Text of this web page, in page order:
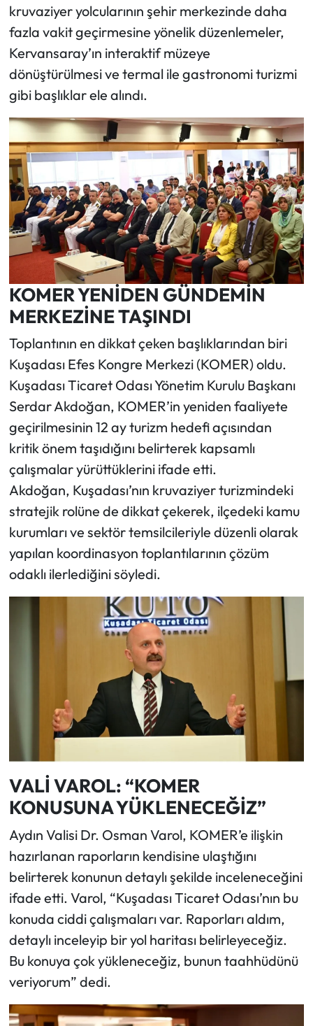
kruvaziyer yolcularının şehir merkezinde daha
fazla vakit geçirmesine yönelik düzenlemeler,
Kervansaray’ın interaktif müzeye
dönüştürülmesi ve termal ile gastronomi turizmi
gibi başlıklar ele alındı.
KOMER YENİDEN GÜNDEMİN
MERKEZİNE TAŞINDI
Toplantının en dikkat çeken başlıklarından biri
Kuşadası Efes Kongre Merkezi (KOMER) oldu.
Kuşadası Ticaret Odası Yönetim Kurulu Başkanı
Serdar Akdoğan, KOMER’in yeniden faaliyete
geçirilmesinin 12 ay turizm hedefi açısından
kritik önem taşıdığını belirterek kapsamlı
çalışmalar yürüttüklerini ifade etti.
Akdoğan, Kuşadası’nın kruvaziyer turizmindeki
stratejik rolüne de dikkat çekerek, ilçedeki kamu
kurumları ve sektör temsilcileriyle düzenli olarak
yapılan koordinasyon toplantılarının çözüm
odaklı ilerlediğini söyledi.
VALİ VAROL: “KOMER
KONUSUNA YÜKLENECEĞİZ”
Aydın Valisi Dr. Osman Varol, KOMER’e ilişkin
hazırlanan raporların kendisine ulaştığını
belirterek konunun detaylı şekilde inceleneceğini
ifade etti. Varol, “Kuşadası Ticaret Odası’nın bu
konuda ciddi çalışmaları var. Raporları aldım,
detaylı inceleyip bir yol haritası belirleyeceğiz.
Bu konuya çok yükleneceğiz, bunun taahhüdünü
veriyorum” dedi.